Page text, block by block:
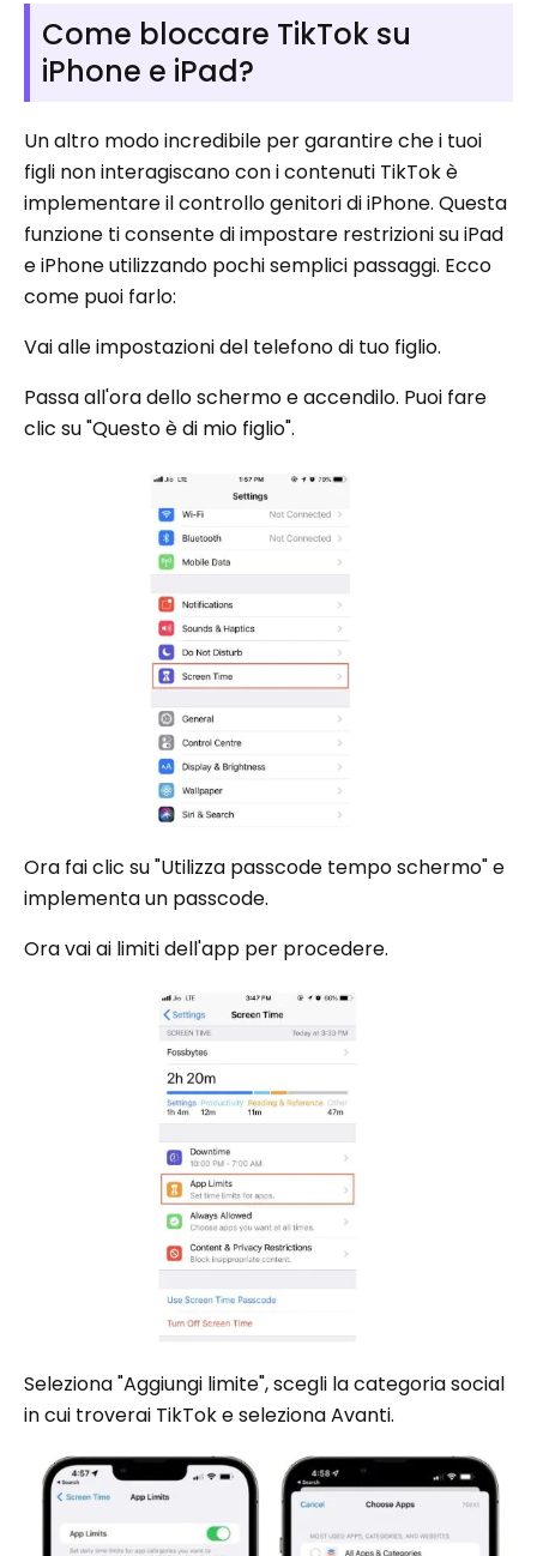
Come bloccare TikTok su
iPhone e iPad?
Un altro modo incredibile per garantire che i tuoi
figli non interagiscano con i contenuti TikTok è
implementare il controllo genitori di iPhone. Questa
funzione ti consente di impostare restrizioni su iPad
e iPhone utilizzando pochi semplici passaggi. Ecco
come puoi farlo:
Vai alle impostazioni del telefono di tuo figlio.
Passa all'ora dello schermo e accendilo. Puoi fare
clic su "Questo è di mio figlio".
Ora fai clic su "Utilizza passcode tempo schermo" e
implementa un passcode.
Ora vai ai limiti dell'app per procedere.
Seleziona "Aggiungi limite", scegli la categoria social
in cui troverai TikTok e seleziona Avanti.